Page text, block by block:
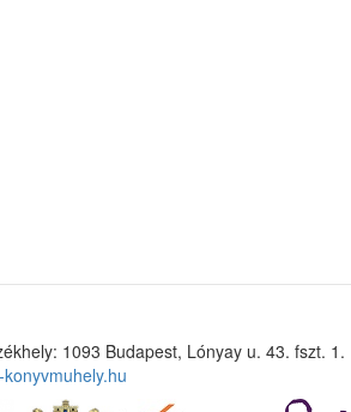
1093 Budapest, Lónyay u. 43. fszt. 1.